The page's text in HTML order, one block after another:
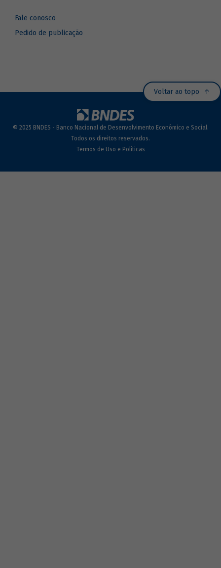
Fale conosco
Pedido de publicação
Voltar ao topo
© 2025 BNDES - Banco Nacional de Desenvolvimento Econômico e Social.
Todos os direitos reservados.
Termos de Uso e Políticas